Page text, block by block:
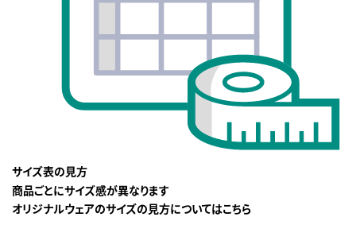
サイズ表の見方
商品ごとにサイズ感が異なります
オリジナルウェアのサイズの見方についてはこちら